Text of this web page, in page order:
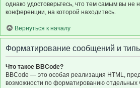
однако удостоверьтесь, что тем самым вы не
конференции, на которой находитесь.
Вернуться к началу
Форматирование сообщений и
Что такое BBCode?
BBCode — это особая реализация HTML,
возможности по форматированию отдельных